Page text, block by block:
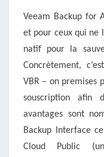
Veeam Backup for
et pour ceux qui ne
natif pour la
Concrètement,
VBR – on premises
souscription afin
avantages sont
Backup Interface
Cloud Public